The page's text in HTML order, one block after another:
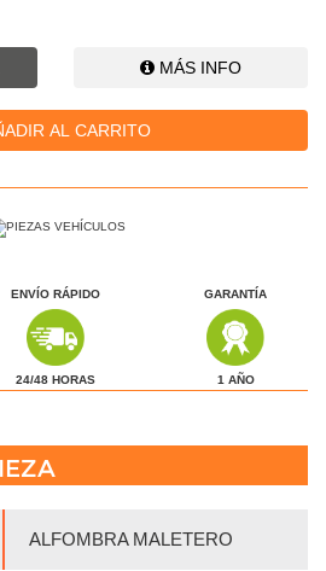
MÁS INFO
AL CARRITO
ENVÍO RÁPIDO
24/48 HORAS
GARANTÍA
1 AÑO
ALFOMBRA MALETERO